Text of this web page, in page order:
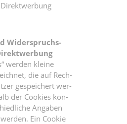
Wider­spruchs­
wer­den klei­ne
die auf Rech­
gespei­chert wer­
der Coo­kies kön­
Anga­ben
Ein Coo­kie